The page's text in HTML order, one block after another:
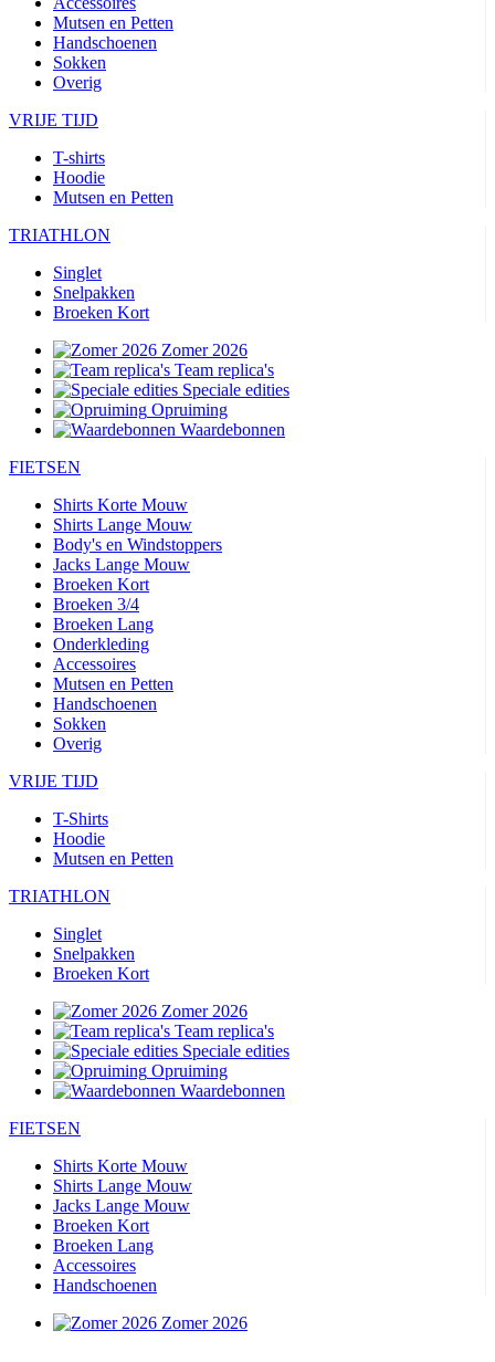
Mutsen en Petten
Handschoenen
Sokken
Overig
VRIJE TIJD
T-shirts
Hoodie
Mutsen en Petten
TRIATHLON
Singlet
Snelpakken
Broeken Kort
Zomer 2026
Team replica's
Speciale edities
Opruiming
Waardebonnen
FIETSEN
Shirts Korte Mouw
Shirts Lange Mouw
Body's en Windstoppers
Jacks Lange Mouw
Broeken Kort
Broeken 3/4
Broeken Lang
Onderkleding
Accessoires
Mutsen en Petten
Handschoenen
Sokken
Overig
VRIJE TIJD
T-Shirts
Hoodie
Mutsen en Petten
TRIATHLON
Singlet
Snelpakken
Broeken Kort
Zomer 2026
Team replica's
Speciale edities
Opruiming
Waardebonnen
FIETSEN
Shirts Korte Mouw
Shirts Lange Mouw
Jacks Lange Mouw
Broeken Kort
Broeken Lang
Accessoires
Handschoenen
Zomer 2026